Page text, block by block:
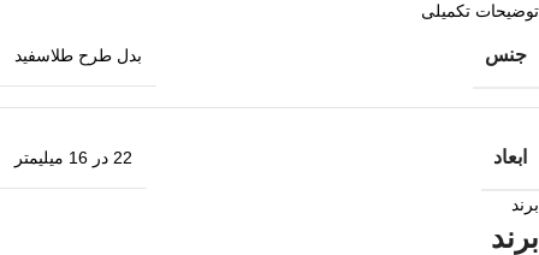
توضیحات تکمیلی
جنس بدل طرح طلاسفید
ابعاد 22 در 16 میلیمتر
برند
برند